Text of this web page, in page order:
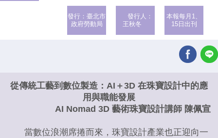
發行：臺北市
政府勞動局
發行人：
王秋冬
本報每月1、
15日出刊
從傳統工藝到數位製造：AI＋3D 在珠寶設計中的應
用與職能發展
AI Nomad 3D 藝術珠寶設計講師 陳佩宣
當數位浪潮席捲而來，珠寶設計產業也正迎向一